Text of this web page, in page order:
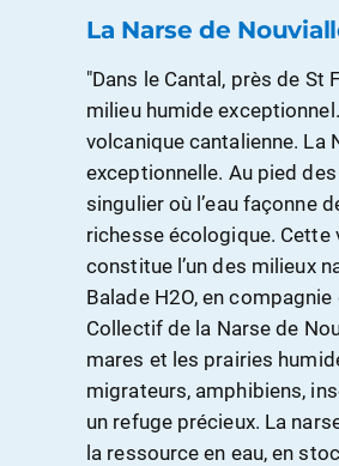
La Narse de
"Dans le Cantal, près de
milieu humide
volcanique cantalienne. La
exceptionnelle. Au pied
singulier où l’eau façonne
richesse écologique. Cette
constitue l’un des milieux
Balade H2O, en
Collectif de la Narse de
mares et les prairies
migrateurs, amphibiens,
un refuge précieux. La
la ressource en eau, en